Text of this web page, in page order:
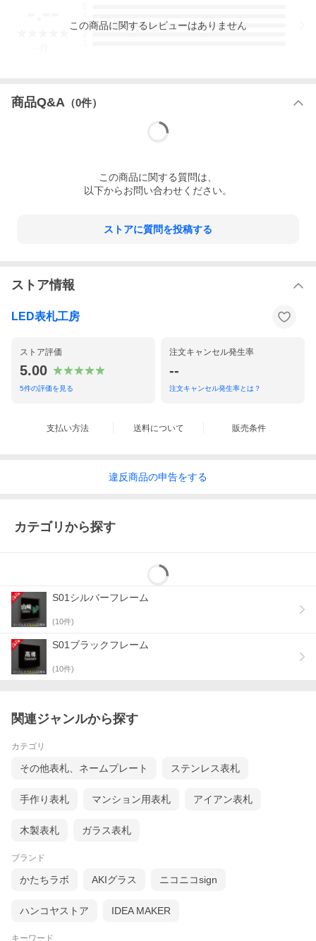
3
この商品に関するレビューはありません
商品Q&A （0件）
この商品に関する質問は、
以下からお問い合わせください。
ストアに質問を投稿する
ストア情報
LED表札工房
ストア評価
5.00
5件の評価を見る
注文キャンセル発生率
--
注文キャンセル発生率とは？
支払い方法 送料について 販売条件
違反商品の申告をする
カテゴリから探す
S01シルバーフレーム
(10件)
S01ブラックフレーム
(10件)
関連ジャンルから探す
カテゴリ
その他表札、ネームプレート ステンレス表札
手作り表札 マンション用表札 アイアン表札
木製表札 ガラス表札
ブランド
かたちラボ AKIグラス ニコニコsign
ハンコヤストア IDEA MAKER
キーワード